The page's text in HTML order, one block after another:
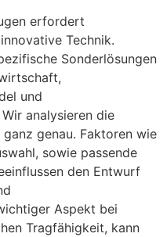
erfordert
Technik.
Sonderlösungen
und
analysieren die
genau. Faktoren wie
sowie passende
den Entwurf
Aspekt bei
Tragfähigkeit, kann